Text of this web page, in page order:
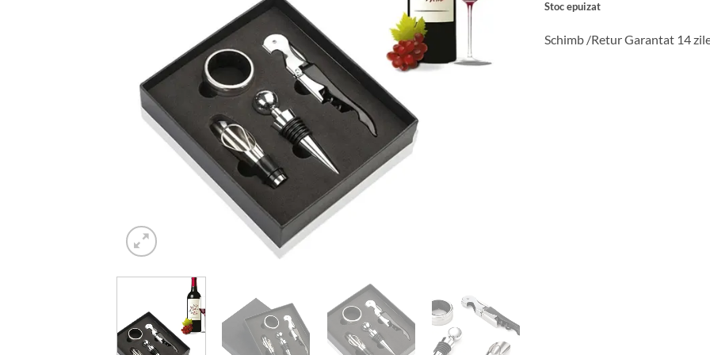
fost:
47 lei.
Stoc epuizat
Schimb /Retur Garantat 14